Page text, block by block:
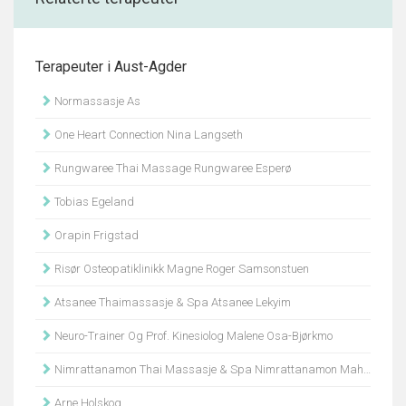
Terapeuter i Aust-Agder
Normassasje As
One Heart Connection Nina Langseth
Rungwaree Thai Massage Rungwaree Esperø
Tobias Egeland
Orapin Frigstad
Risør Osteopatiklinikk Magne Roger Samsonstuen
Atsanee Thaimassasje & Spa Atsanee Lekyim
Neuro-Trainer Og Prof. Kinesiolog Malene Osa-Bjørkmo
Nimrattanamon Thai Massasje & Spa Nimrattanamon Mahanithinee
Arne Holskog